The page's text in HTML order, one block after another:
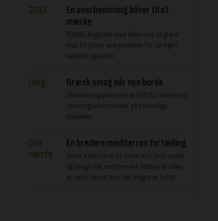
2011
En overbevisning bliver til et
mærke
KORVEL begynder med idéen om, at græsk
mad fortjener anerkendelse for sin egen
karakter og kultur.
I dag Græsk smag når nye borde
Olivenolie og oliven bærer KORVEL-navnet ind
i hjem og virksomheder på forskellige
markeder.
Det
næste
En bredere mediterran fortælling
Vores ambition er at vokse ind i flere sunde
og smagfulde mediterrane fødevarer uden
at miste de værdier, der bragte os hertil.